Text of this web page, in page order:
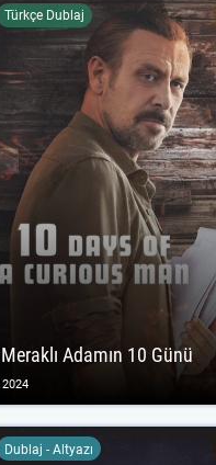
Meraklı Adamın 10 Günü
Türkçe Dublaj
2024
Dublaj - Altyazı